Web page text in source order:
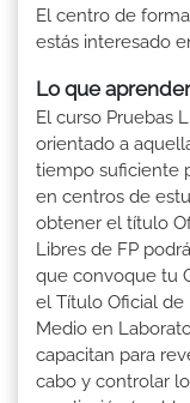
El centro de
estás interesado
Lo que
El curso Pruebas
orientado a
tiempo suficiente
en centros de
obtener el título
Libres de FP
que convoque tu
el Título Oficial de
Medio en
capacitan para
cabo y controlar